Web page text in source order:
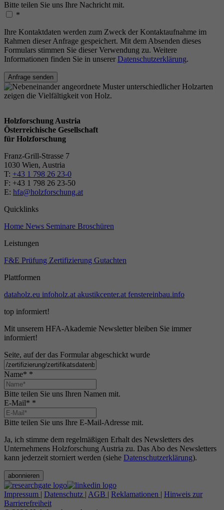
Bitte teilen Sie uns Ihre Nachricht mit.
*
Ihre Kontaktdaten werden zum Zweck der Kontaktaufnahme im
Rahmen dieser Anfrage gespeichert. Mit dem Absenden dieses
Formulars stimmen Sie dieser Verwendung zu. Weitere
Informationen finden Sie in unserer Datenschutzerklärung.
Anfrage senden
Holzforschung Austria
Österreichische Gesellschaft
für Holzforschung
Franz-Grill-Strasse 7
1030 Wien, Austria
T: +43 1 798 26 23-0
​​F: +43 1 798 26 23-50
E: hfa@holzforschung.at
Quicklinks
Home News Seminare Broschüren
Leistungen
F&E Prüfung Zertifizierung Gutachten
Plattformen
dataholz.eu infoholz.at akustikcenter.at fenstereinbau.info
top informiert!
Mit unserem HFA-Akademie Newsletter bleiben Sie immer
informiert!
Seite, auf der das Formular abgeschickt wurde
Name* *
Bitte teilen Sie uns Ihren Namen mit.
E-Mail* *
Bitte teilen Sie uns Ihre E-Mail-Adresse mit.
Ja, ich stimme dem regelmäßigen Erhalt des Newsletters des
Unternehmens Holzforschung Austria zu. Das Abo des Newsletters
kann jederzeit storniert werden (siehe Datenschutzerklärung).
abonnieren
Impressum | Datenschutz | AGB | Reklamationen | Hinweis zur
Barrierefreiheit